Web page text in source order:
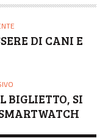
DI CANI E
BIGLIETTO, SI